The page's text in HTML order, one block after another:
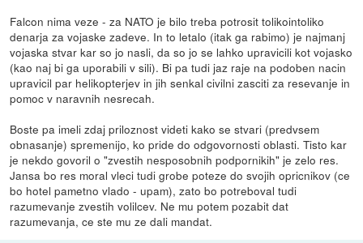
Falcon nima veze - za NATO je bilo treba potrosit tolikointoliko
denarja za vojaske zadeve. In to letalo (itak ga rabimo) je najmanj
vojaska stvar kar so jo nasli, da so jo se lahko upravicili kot vojasko
(kao naj bi ga uporabili v sili). Bi pa tudi jaz raje na podoben nacin
upravicil par helikopterjev in jih senkal civilni zasciti za resevanje in
pomoc v naravnih nesrecah.
Boste pa imeli zdaj priloznost videti kako se stvari (predvsem
obnasanje) spremenijo, ko pride do odgovornosti oblasti. Tisto kar
je nekdo govoril o "zvestih nesposobnih podpornikih" je zelo res.
Jansa bo res moral vleci tudi grobe poteze do svojih opricnikov (ce
bo hotel pametno vlado - upam), zato bo potreboval tudi
razumevanje zvestih volilcev. Ne mu potem pozabit dat
razumevanja, ce ste mu ze dali mandat.